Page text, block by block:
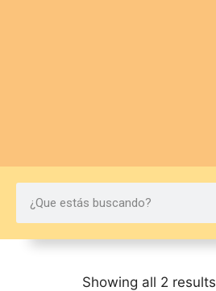
Showing all 2 results